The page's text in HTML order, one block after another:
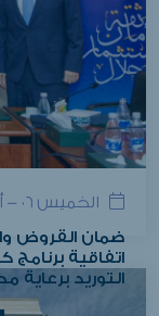
الخميس ٠٦ - أغسطس - ٢٠٢٦ ٠٨:٢٤ صباحاً
ضمان القروض
اتفاقية برنامج
التوريد برعاية